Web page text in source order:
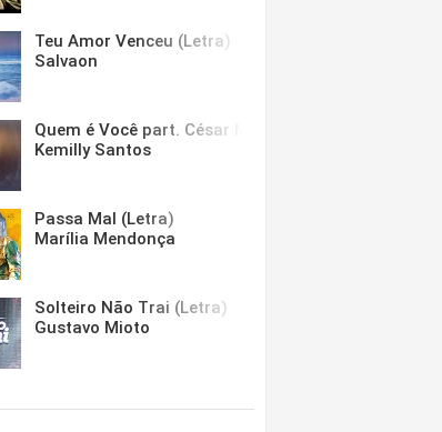
Teu Amor Venceu (Letra)
Salvaon
Quem é Você part. César Menotti & Fabiano (Letra)
Kemilly Santos
Passa Mal (Letra)
Marília Mendonça
Solteiro Não Trai (Letra)
Gustavo Mioto